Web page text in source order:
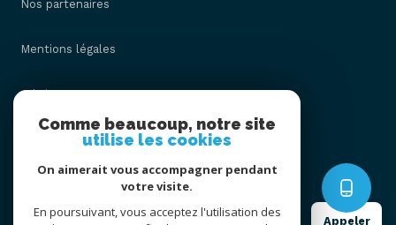
Appeler
Nos partenaires
Mentions légales
Admin
Nos honoraires
Comme beaucoup, notre site
utilise les cookies
On aimerait vous accompagner pendant
votre visite.
En poursuivant, vous acceptez l'utilisation des